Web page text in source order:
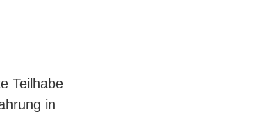
Teilhabe
in